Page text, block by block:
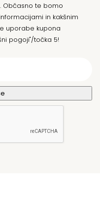
Občasno te bomo
in kakšnim
uporabe kupona
pogoji"/točka 5!